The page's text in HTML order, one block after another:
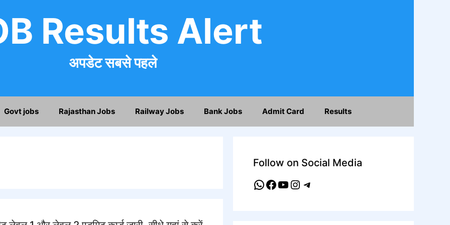
Results Alert
अपडेट सबसे पहले
Govt jobs Rajasthan Jobs Railway Jobs Bank Jobs Admit Card Results
Follow on Social Media
WhatsApp
Facebook
YouTube
Instagram
Telegram